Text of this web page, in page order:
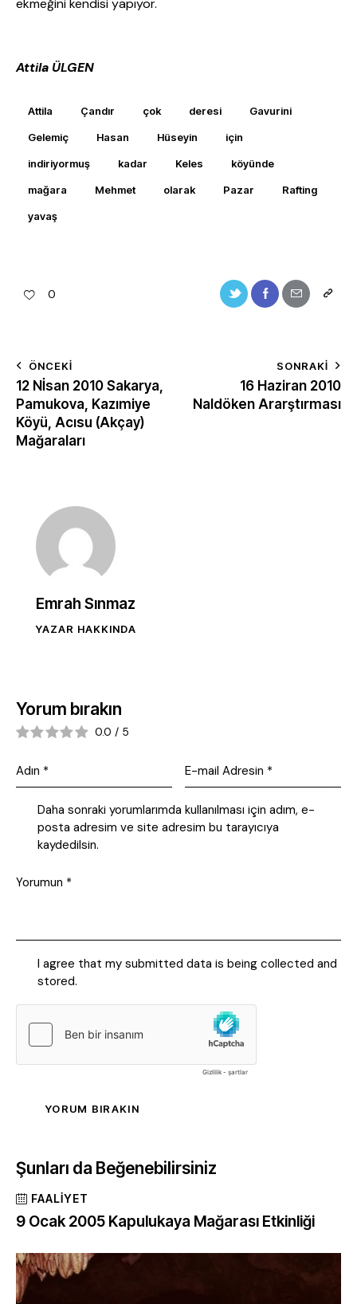
ekmeğini kendisi yapıyor.
Attila ÜLGEN
Attila Çandır çok deresi Gavurini
Gelemiç Hasan Hüseyin için
indiriyormuş kadar Keles köyünde
mağara Mehmet olarak Pazar Rafting
yavaş
0
ÖNCEKI
12 Nİsan 2010 Sakarya,
Pamukova, Kazımiye
Köyü, Acısu (Akçay)
Mağaraları
SONRAKI
16 Haziran 2010
Naldöken Ararştırması
Emrah Sınmaz
YAZAR HAKKINDA
Yorum bırakın
0.0 / 5
Daha sonraki yorumlarımda kullanılması için adım, e-
posta adresim ve site adresim bu tarayıcıya
kaydedilsin.
I agree that my submitted data is being collected and
stored.
Şunları da Beğenebilirsiniz
FAALIYET
9 Ocak 2005 Kapulukaya Mağarası Etkinliği